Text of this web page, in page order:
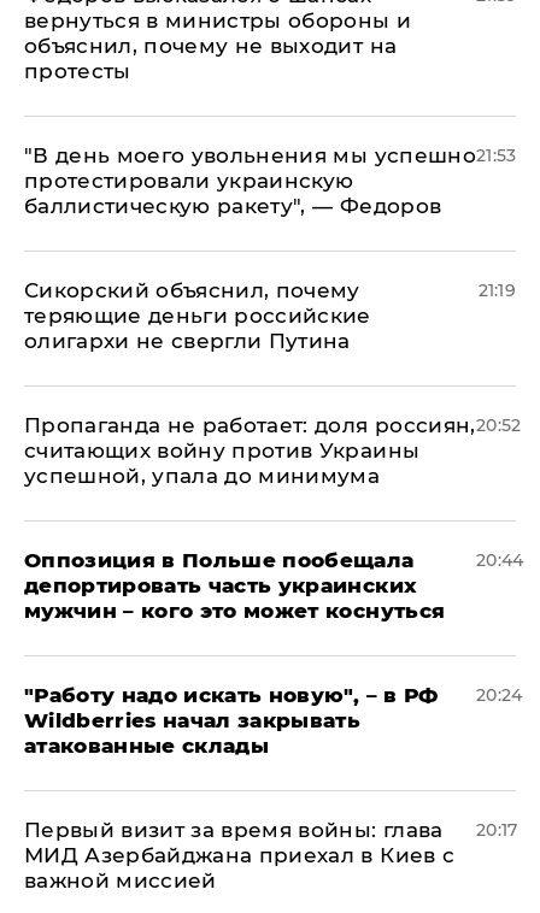
вернуться в министры обороны и
объяснил, почему не выходит на
протесты
​"В день моего увольнения мы успешно
протестировали украинскую
баллистическую ракету", — Федоров
21:53
Сикорский объяснил, почему
теряющие деньги российские
олигархи не свергли Путина
21:19
​Пропаганда не работает: доля россиян,
считающих войну против Украины
успешной, упала до минимума
20:52
Оппозиция в Польше пообещала
депортировать часть украинских
мужчин – кого это может коснуться
20:44
"Работу надо искать новую", – в РФ
Wildberries начал закрывать
атакованные склады
20:24
Первый визит за время войны: глава
МИД Азербайджана приехал в Киев с
важной миссией
20:17